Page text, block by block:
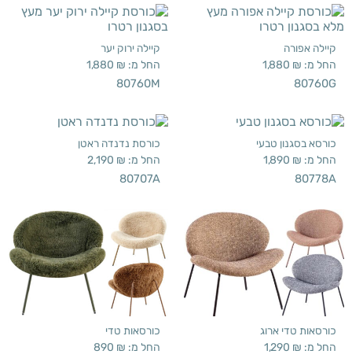
קיילה אפורה
החל מ: 1,880 ₪
80760G
קיילה ירוק יער
החל מ: 1,880 ₪
80760M
כורסא בסגנון טבעי
החל מ: 1,890 ₪
80778A
כורסת נדנדה ראטן
החל מ: 2,190 ₪
80707A
כורסאות טדי ארוג
החל מ: 1,290 ₪
כורסאות טדי
החל מ: 890 ₪